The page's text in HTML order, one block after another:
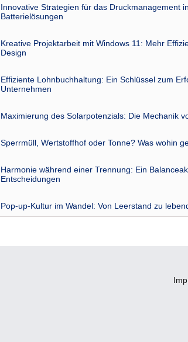
Innovative Strategien für das Druckmanagement
Batterielösungen
Kreative Projektarbeit mit Windows 11: Mehr
Design
Effiziente Lohnbuchhaltung: Ein Schlüssel zum
Unternehmen
Maximierung des Solarpotenzials: Die Mechanik
Sperrmüll, Wertstoffhof oder Tonne? Was wohin
Harmonie während einer Trennung: Ein
Entscheidungen
Pop-up-Kultur im Wandel: Von Leerstand zu